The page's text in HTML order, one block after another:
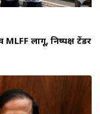
MLFF लागू, निष्पक्ष टेंडर